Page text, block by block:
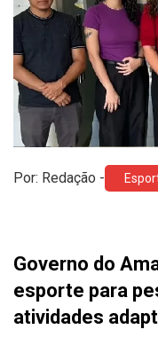
Por: Redação -
Governo do
esporte para
atividades